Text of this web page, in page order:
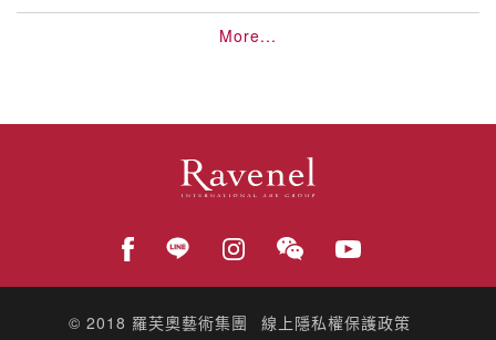
More...
© 2018 羅芙奧藝術集團 線上隱私權保護政策